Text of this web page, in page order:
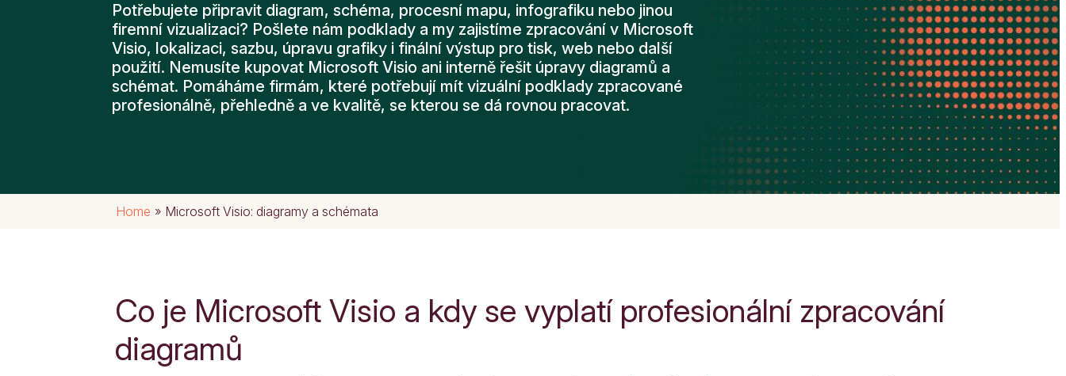
Potřebujete připravit diagram, schéma, procesní mapu, infografiku nebo jinou
firemní vizualizaci? Pošlete nám podklady a my zajistíme zpracování v Microsoft
Visio, lokalizaci, sazbu, úpravu grafiky i finální výstup pro tisk, web nebo další
použití. Nemusíte kupovat Microsoft Visio ani interně řešit úpravy diagramů a
schémat. Pomáháme firmám, které potřebují mít vizuální podklady zpracované
profesionálně, přehledně a ve kvalitě, se kterou se dá rovnou pracovat.
Home » Microsoft Visio: diagramy a schémata
Co je Microsoft Visio a kdy se vyplatí profesionální zpracování
diagramů